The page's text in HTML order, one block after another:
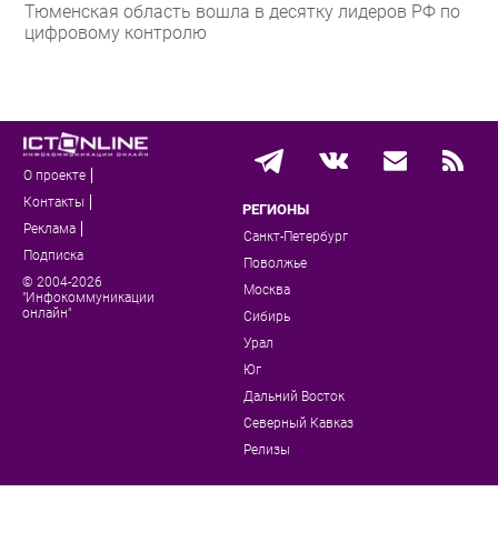
Тюменская область вошла в десятку лидеров РФ по
цифровому контролю
О проекте
Контакты
Реклама
Подписка
© 2004-2026
"Инфокоммуникации
онлайн"
РЕГИОНЫ
Санкт-Петербург
Поволжье
Москва
Сибирь
Урал
Юг
Дальний Восток
Северный Кавказ
Релизы